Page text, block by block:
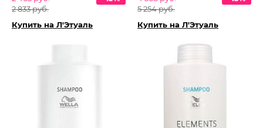
2 833 руб.
Купить на Л'Этуаль
5 254 руб.
Купить на Л'Этуаль